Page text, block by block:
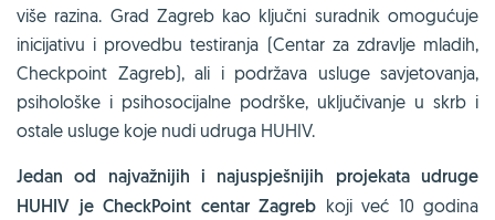
više razina. Grad Zagreb kao ključni suradnik omogućuje
inicijativu i provedbu testiranja (Centar za zdravlje mladih,
Checkpoint Zagreb), ali i podržava usluge savjetovanja,
psihološke i psihosocijalne podrške, uključivanje u skrb i
ostale usluge koje nudi udruga HUHIV.
Jedan od najvažnijih i najuspješnijih projekata udruge
HUHIV je CheckPoint centar Zagreb koji već 10 godina